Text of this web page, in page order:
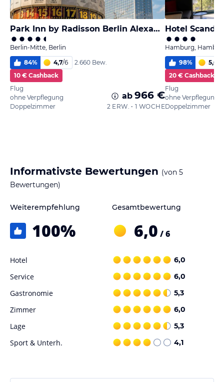
Park Inn by Radisson Berlin Alexanderplatz
Berlin-Mitte, Berlin
84% 4,7/6
2.660 Bew.
10 € Cashback
Flug
ohne Verpflegung
Doppelzimmer
ab 966 €
2 ERW. • 1 WOCHE
Hotel
Hamburg,
98% 5,6
20 € Cashback
Flug
ohne Verpflegung
Doppelzimmer
Informativste Bewertungen (von 5
Bewertungen)
Weiterempfehlung
100%
Gesamtbewertung
6,0 / 6
Hotel 6,0
Service 6,0
Gastronomie 5,3
Zimmer 6,0
Lage 5,3
Sport & Unterh. 4,1